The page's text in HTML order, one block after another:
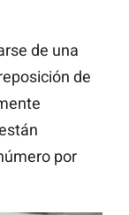
de una
de
por